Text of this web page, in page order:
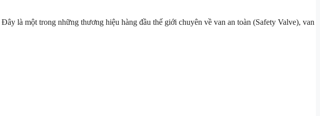
là một trong những thương hiệu hàng đầu thế giới chuyên về van an toàn (Safety Valve), van